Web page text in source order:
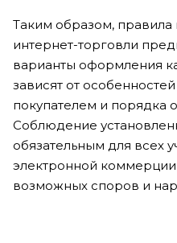
Таким образом,
интернет-торговли
варианты оформления
зависят от
покупателем и порядка
Соблюдение
обязательным для всех
электронной коммерции
возможных споров и